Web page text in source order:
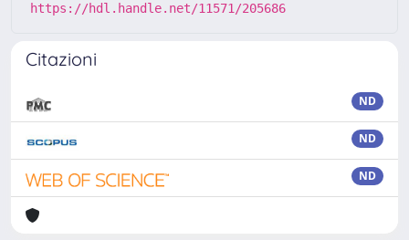
https://hdl.handle.net/11571/205686
Citazioni
ND
ND
ND